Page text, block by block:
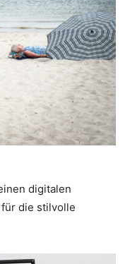
digitalen
für die stilvolle